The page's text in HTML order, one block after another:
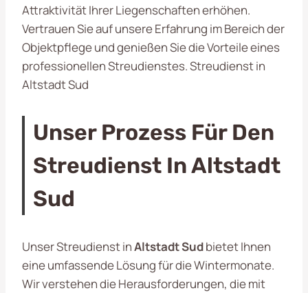
Attraktivität Ihrer Liegenschaften erhöhen.
Vertrauen Sie auf unsere Erfahrung im Bereich der
Objektpflege und genießen Sie die Vorteile eines
professionellen Streudienstes. Streudienst in
Altstadt Sud
Unser Prozess Für Den
Streudienst In Altstadt
Sud
Unser Streudienst inAltstadt Sudbietet Ihnen
eine umfassende Lösung für die Wintermonate.
Wir verstehen die Herausforderungen, die mit